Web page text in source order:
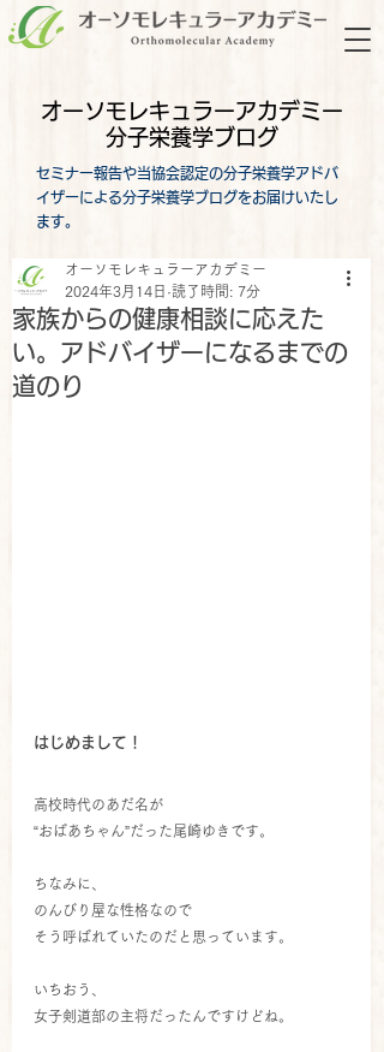
オーソモレキュラーアカデミー
分子栄養学ブログ
セミナー報告や当協会認定の分子栄養学アドバ
イザーによる分子栄養学ブログをお届けいたし
ます。
家族からの健康相談に応えた
い。アドバイザーになるまでの
道のり
オーソモレキュラーアカデミー
2024年3月14日 読了時間: 7分
はじめまして！
高校時代のあだ名が
“おばあちゃん”だった尾崎ゆきです。
ちなみに、
のんびり屋な性格なので
そう呼ばれていたのだと思っています。
いちおう、
女子剣道部の主将だったんですけどね。